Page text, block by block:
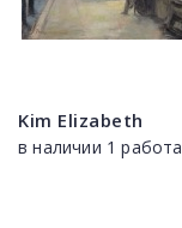
Kim Elizabeth
в наличии 1 работа